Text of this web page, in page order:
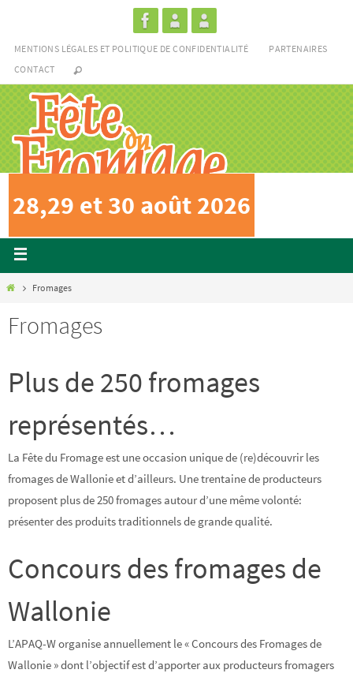
MENTIONS LÉGALES ET POLITIQUE DE CONFIDENTIALITÉ
PARTENAIRES
CONTACT
28,29 et 30 août 2026
Fromages
Fromages
Plus de 250 fromages
représentés…
La Fête du Fromage est une occasion unique de (re)découvrir les
fromages de Wallonie et d’ailleurs. Une trentaine de producteurs
proposent plus de 250 fromages autour d’une même volonté:
présenter des produits traditionnels de grande qualité.
Concours des fromages de
Wallonie
L’APAQ-W organise annuellement le « Concours des Fromages de
Wallonie » dont l’objectif est d’apporter aux producteurs fromagers